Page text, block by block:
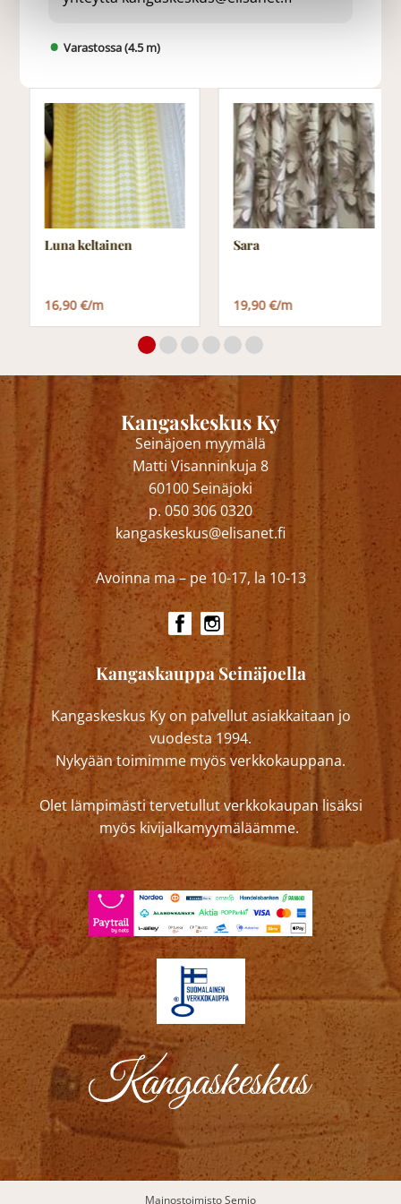
Varastossa (4.5 m)
Luna keltainen
16,90 €/m
Sara
19,90 €/m
Kangaskeskus Ky
Seinäjoen myymälä
Matti Visanninkuja 8
60100 Seinäjoki
p. 050 306 0320
kangaskeskus@elisanet.fi
Avoinna ma – pe 10-17, la 10-13
Kangaskauppa Seinäjoella
Kangaskeskus Ky on palvellut asiakkaitaan jo
vuodesta 1994.
Nykyään toimimme myös verkkokauppana.
Olet lämpimästi tervetullut verkkokaupan lisäksi
myös kivijalkamyymäläämme.
Mainostoimisto Semio